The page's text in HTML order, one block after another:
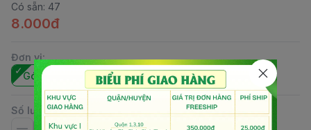
Có sẵn: 47
8.000đ
Đơn vị:
Gói 50 g
Số lượng